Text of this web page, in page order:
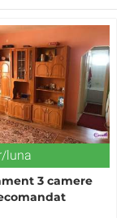
luna
3 camere
cel Bun